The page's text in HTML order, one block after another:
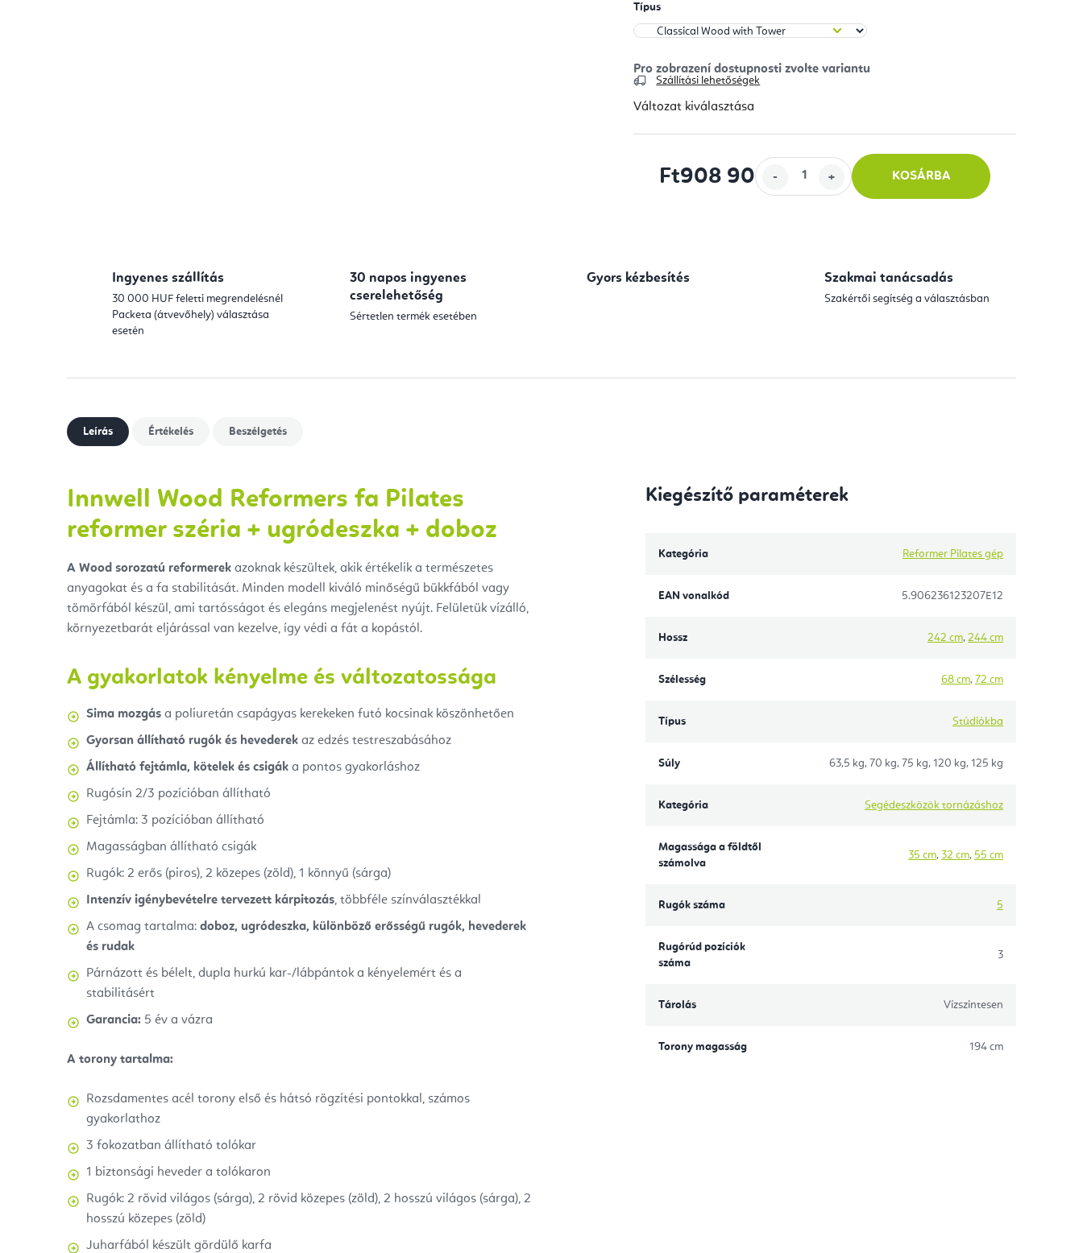
Típus
Szállítási lehetőségek
Változat kiválasztása
Ft908 900 -tól KOSÁRBA
Ingyenes szállítás
30 000 HUF feletti megrendelésnél
Packeta (átvevőhely) választása
esetén
30 napos ingyenes
cserelehetőség
Sértetlen termék esetében
Gyors kézbesítés Szakmai tanácsadás
Szakértői segítség a választásban
Leírás Értékelés Beszélgetés
Innwell Wood Reformers fa Pilates
reformer széria + ugródeszka + doboz
A Wood sorozatú reformerek azoknak készültek, akik értékelik a természetes
anyagokat és a fa stabilitását. Minden modell kiváló minőségű bükkfából vagy
tömörfából készül, ami tartósságot és elegáns megjelenést nyújt. Felületük vízálló,
környezetbarát eljárással van kezelve, így védi a fát a kopástól.
A gyakorlatok kényelme és változatossága
Sima mozgás a poliuretán csapágyas kerekeken futó kocsinak köszönhetően
Gyorsan állítható rugók és hevederek az edzés testreszabásához
Állítható fejtámla, kötelek és csigák a pontos gyakorláshoz
Rugósín 2/3 pozícióban állítható
Fejtámla: 3 pozícióban állítható
Magasságban állítható csigák
Rugók: 2 erős (piros), 2 közepes (zöld), 1 könnyű (sárga)
Intenzív igénybevételre tervezett kárpitozás, többféle színválasztékkal
A csomag tartalma: doboz, ugródeszka, különböző erősségű rugók, hevederek
és rudak
Párnázott és bélelt, dupla hurkú kar-/lábpántok a kényelemért és a
stabilitásért
Garancia: 5 év a vázra
A torony tartalma:
Rozsdamentes acél torony első és hátsó rögzítési pontokkal, számos
gyakorlathoz
3 fokozatban állítható tolókar
1 biztonsági heveder a tolókaron
Rugók: 2 rövid világos (sárga), 2 rövid közepes (zöld), 2 hosszú világos (sárga), 2
hosszú közepes (zöld)
Juharfából készült gördülő karfa
Kiegészítő paraméterek
Kategória Reformer Pilates gép
EAN vonalkód 5.906236123207E12
Hossz 242 cm, 244 cm
Szélesség 68 cm, 72 cm
Típus Stúdiókba
Súly 63,5 kg, 70 kg, 75 kg, 120 kg, 125 kg
Kategória Segédeszközök tornázáshoz
Magassága a földtől
számolva
35 cm, 32 cm, 55 cm
Rugók száma 5
Rugórúd pozíciók
száma
3
Tárolás Vízszintesen
Torony magasság 194 cm